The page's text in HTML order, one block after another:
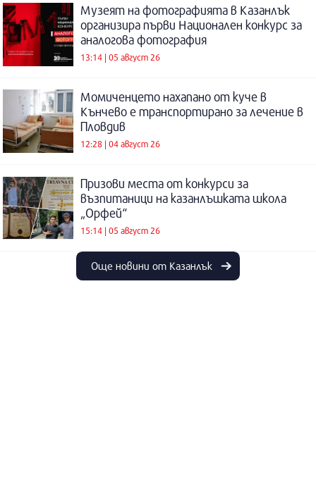
Музеят на фотографията в Казанлък
организира първи Национален конкурс за
аналогова фотография
13:14 | 05 август 26
Момиченцето нахапано от куче в
Кънчево е транспортирано за лечение в
Пловдив
12:28 | 04 август 26
Призови места от конкурси за
възпитаници на казанлъшката школа
„Орфей“
15:14 | 05 август 26
Още новини от Казанлък